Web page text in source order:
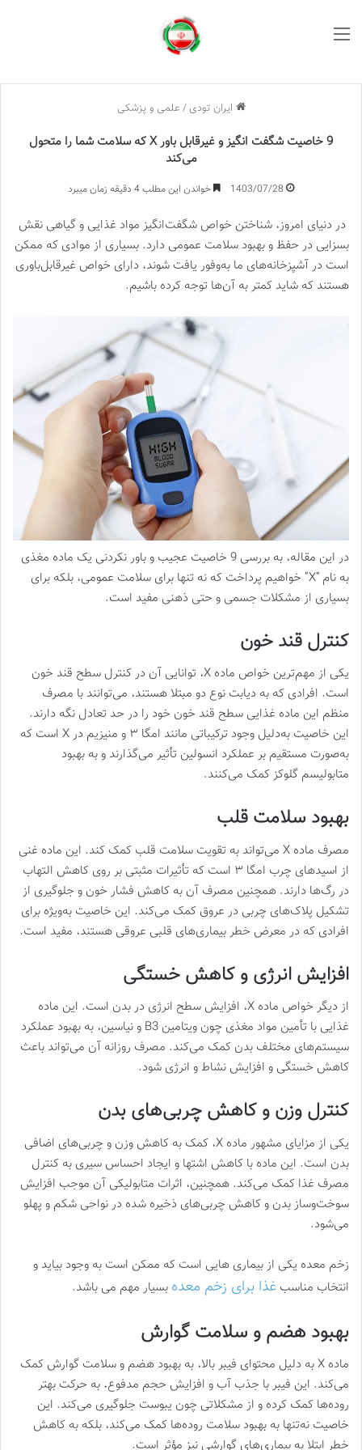
ایران تودی / علمی و پزشکی
9 خاصیت شگفت انگیز و غیرقابل باور X که سلامت شما را متحول
می‌کند
1403/07/28 خواندن این مطلب 4 دقیقه زمان میبرد
در دنیای امروز، شناختن خواص شگفت‌انگیز مواد غذایی و گیاهی نقش
بسزایی در حفظ و بهبود سلامت عمومی دارد. بسیاری از موادی که ممکن
است در آشپزخانه‌های ما به‌وفور یافت شوند، دارای خواص غیرقابل‌باوری
هستند که شاید کمتر به آن‌ها توجه کرده باشیم.
در این مقاله، به بررسی 9 خاصیت عجیب و باور نکردنی یک ماده مغذی
به نام “X” خواهیم پرداخت که نه تنها برای سلامت عمومی، بلکه برای
بسیاری از مشکلات جسمی و حتی ذهنی مفید است.
کنترل قند خون
یکی از مهم‌ترین خواص ماده X، توانایی آن در کنترل سطح قند خون
است. افرادی که به دیابت نوع دو مبتلا هستند، می‌توانند با مصرف
منظم این ماده غذایی سطح قند خون خود را در حد تعادل نگه دارند.
این خاصیت به‌دلیل وجود ترکیباتی مانند امگا ۳ و منیزیم در X است که
به‌صورت مستقیم بر عملکرد انسولین تأثیر می‌گذارند و به بهبود
متابولیسم گلوکز کمک می‌کنند​.
بهبود سلامت قلب
مصرف ماده X می‌تواند به تقویت سلامت قلب کمک کند. این ماده غنی
از اسیدهای چرب امگا ۳ است که تأثیرات مثبتی بر روی کاهش التهاب
در رگ‌ها دارند. همچنین مصرف آن به کاهش فشار خون و جلوگیری از
تشکیل پلاک‌های چربی در عروق کمک می‌کند. این خاصیت به‌ویژه برای
افرادی که در معرض خطر بیماری‌های قلبی عروقی هستند، مفید است​.
افزایش انرژی و کاهش خستگی
از دیگر خواص ماده X، افزایش سطح انرژی در بدن است. این ماده
غذایی با تأمین مواد مغذی چون ویتامین B3 و نیاسین، به بهبود عملکرد
سیستم‌های مختلف بدن کمک می‌کند. مصرف روزانه آن می‌تواند باعث
کاهش خستگی و افزایش نشاط و انرژی شود​​.
کنترل وزن و کاهش چربی‌های بدن
یکی از مزایای مشهور ماده X، کمک به کاهش وزن و چربی‌های اضافی
بدن است. این ماده با کاهش اشتها و ایجاد احساس سیری به کنترل
مصرف غذا کمک می‌کند. همچنین، اثرات متابولیکی آن موجب افزایش
سوخت‌وساز بدن و کاهش چربی‌های ذخیره شده در نواحی شکم و پهلو
می‌شود​.
زخم معده یکی از بیماری هایی است که ممکن است به وجود بیاید و
انتخاب مناسب غذا برای زخم معده بسیار مهم می باشد.
بهبود هضم و سلامت گوارش
ماده X به دلیل محتوای فیبر بالا، به بهبود هضم و سلامت گوارش کمک
می‌کند. این فیبر با جذب آب و افزایش حجم مدفوع، به حرکت بهتر
روده‌ها کمک کرده و از مشکلاتی چون یبوست جلوگیری می‌کند. این
خاصیت نه‌تنها به بهبود سلامت روده‌ها کمک می‌کند، بلکه به کاهش
خطر ابتلا به بیماری‌های گوارشی نیز مؤثر است​.